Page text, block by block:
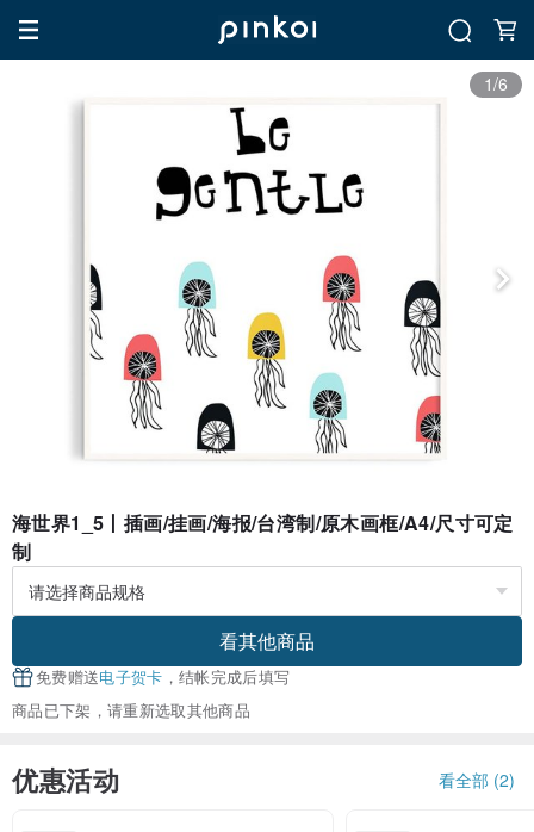
1/6
海世界1_5丨插画/挂画/海报/台湾制/原木画框/A4/尺寸可定
制
看其他商品
免费赠送电子贺卡 ，结帐完成后填写
商品已下架，请重新选取其他商品
优惠活动 看全部 (2)